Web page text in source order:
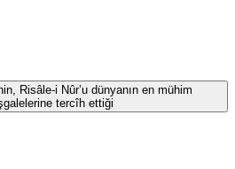
Risâle-i Nûr’u dünyanın en mühim
tercîh ettiği